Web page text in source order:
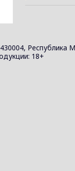
Республика
18+